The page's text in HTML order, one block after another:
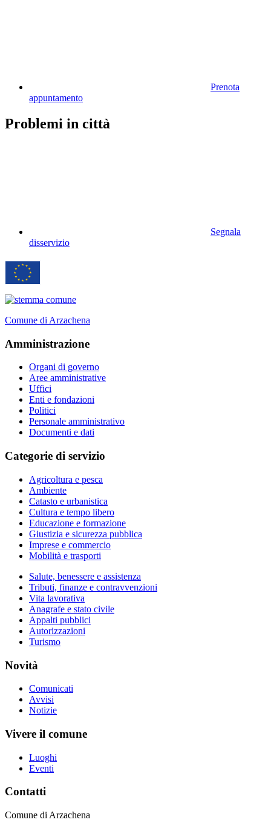
Prenota
appuntamento
Problemi in città
Segnala
disservizio
Comune di Arzachena
Amministrazione
Organi di governo
Aree amministrative
Uffici
Enti e fondazioni
Politici
Personale amministrativo
Documenti e dati
Categorie di servizio
Agricoltura e pesca
Ambiente
Catasto e urbanistica
Cultura e tempo libero
Educazione e formazione
Giustizia e sicurezza pubblica
Imprese e commercio
Mobilità e trasporti
Salute, benessere e assistenza
Tributi, finanze e contravvenzioni
Vita lavorativa
Anagrafe e stato civile
Appalti pubblici
Autorizzazioni
Turismo
Novità
Comunicati
Avvisi
Notizie
Vivere il comune
Luoghi
Eventi
Contatti
Comune di Arzachena